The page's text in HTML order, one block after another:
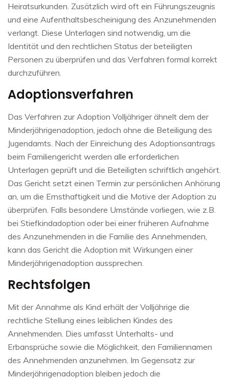
Heiratsurkunden. Zusätzlich wird oft ein Führungszeugnis
und eine Aufenthaltsbescheinigung des Anzunehmenden
verlangt. Diese Unterlagen sind notwendig, um die
Identität und den rechtlichen Status der beteiligten
Personen zu überprüfen und das Verfahren formal korrekt
durchzuführen.
Adoptionsverfahren
Das Verfahren zur Adoption Volljähriger ähnelt dem der
Minderjährigenadoption, jedoch ohne die Beteiligung des
Jugendamts. Nach der Einreichung des Adoptionsantrags
beim Familiengericht werden alle erforderlichen
Unterlagen geprüft und die Beteiligten schriftlich angehört.
Das Gericht setzt einen Termin zur persönlichen Anhörung
an, um die Ernsthaftigkeit und die Motive der Adoption zu
überprüfen. Falls besondere Umstände vorliegen, wie z.B.
bei Stiefkindadoption oder bei einer früheren Aufnahme
des Anzunehmenden in die Familie des Annehmenden,
kann das Gericht die Adoption mit Wirkungen einer
Minderjährigenadoption aussprechen.​
Rechtsfolgen
Mit der Annahme als Kind erhält der Volljährige die
rechtliche Stellung eines leiblichen Kindes des
Annehmenden. Dies umfasst Unterhalts- und
Erbansprüche sowie die Möglichkeit, den Familiennamen
des Annehmenden anzunehmen. Im Gegensatz zur
Minderjährigenadoption bleiben jedoch die